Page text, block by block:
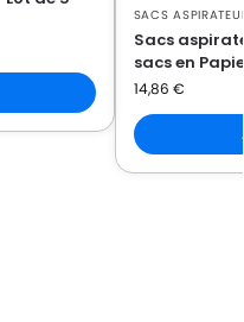
SACS
Sacs
sacs en
14,86 €